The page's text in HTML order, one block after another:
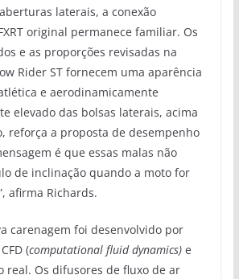
laterais, a conexão
original permanece familiar. Os
e as proporções revisadas na
Rider ST fornecem uma aparência
e aerodinamicamente
elevado das bolsas laterais, acima
reforça a proposta de desempenho
é que essas malas não
de inclinação quando a moto for
afirma Richards.
carenagem foi desenvolvido por
(computational fluid dynamics)e
real. Os difusores de fluxo de ar